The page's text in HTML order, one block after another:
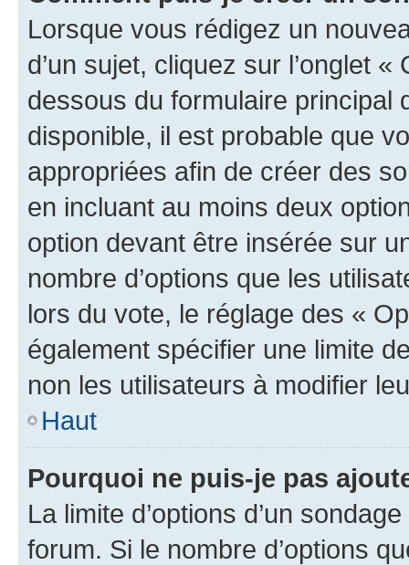
Lorsque vous rédigez un
d’un sujet, cliquez sur l’onglet
dessous du formulaire principal
disponible, il est probable que
appropriées afin de créer des
en incluant au moins deux
option devant être insérée sur
nombre d’options que les
lors du vote, le réglage des «
également spécifier une limite
non les utilisateurs à modifier
Haut
Pourquoi ne puis-je pas
La limite d’options d’un
forum. Si le nombre d’options